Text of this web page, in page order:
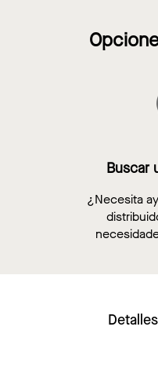
Buscar
¿Necesita